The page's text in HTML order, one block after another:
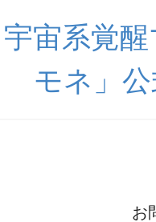
宇宙系覚
モネ」
お